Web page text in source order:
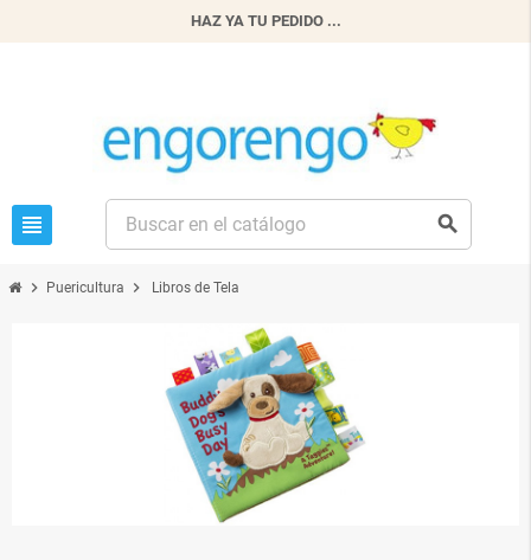
HAZ YA TU PEDIDO ...
view_headline search
chevron_right Puericultura chevron_right Libros de Tela